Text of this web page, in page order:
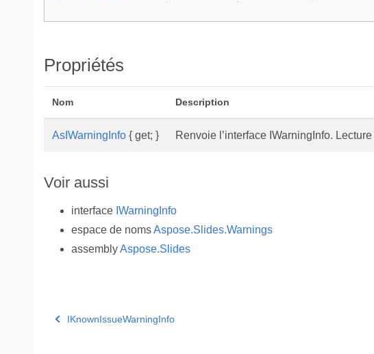
Propriétés
Nom Description
AsIWarningInfo { get; } Renvoie l’interface IWarningInfo.
Voir aussi
interface IWarningInfo
espace de nomsAspose.Slides.Warnings
assemblyAspose.Slides
IKnownIssueWarningInfo